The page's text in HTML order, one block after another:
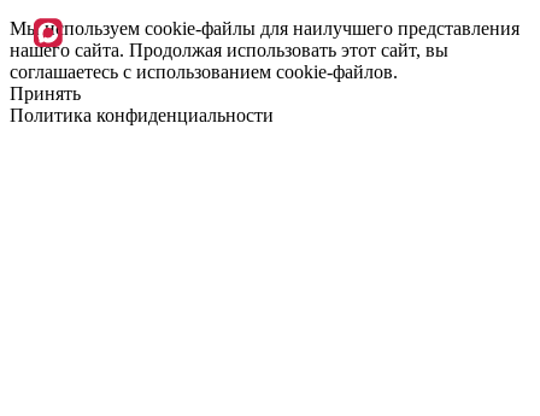
Мы используем cookie-файлы для наилучшего представления
нашего сайта. Продолжая использовать этот сайт, вы
соглашаетесь с использованием cookie-файлов.
Принять
Политика конфиденциальности